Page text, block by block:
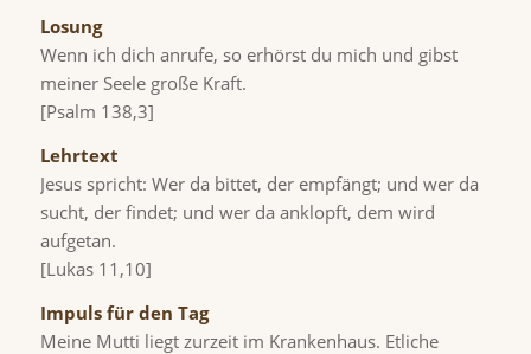
Losung
Wenn ich dich anrufe, so erhörst du mich und gibst
meiner Seele große Kraft.
[Psalm 138,3]
Lehrtext
Jesus spricht: Wer da bittet, der empfängt; und wer da
sucht, der findet; und wer da anklopft, dem wird
aufgetan.
[Lukas 11,10]
Impuls für den Tag
Meine Mutti liegt zurzeit im Krankenhaus. Etliche